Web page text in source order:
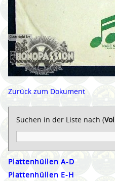
Zurück zum Dokument
Suchen in der Liste nach (
Plattenhüllen A-D
Plattenhüllen E-H